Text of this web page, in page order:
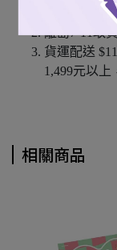
本島超商取
離島7-11取
貨運配送
1,499元以
相關商品